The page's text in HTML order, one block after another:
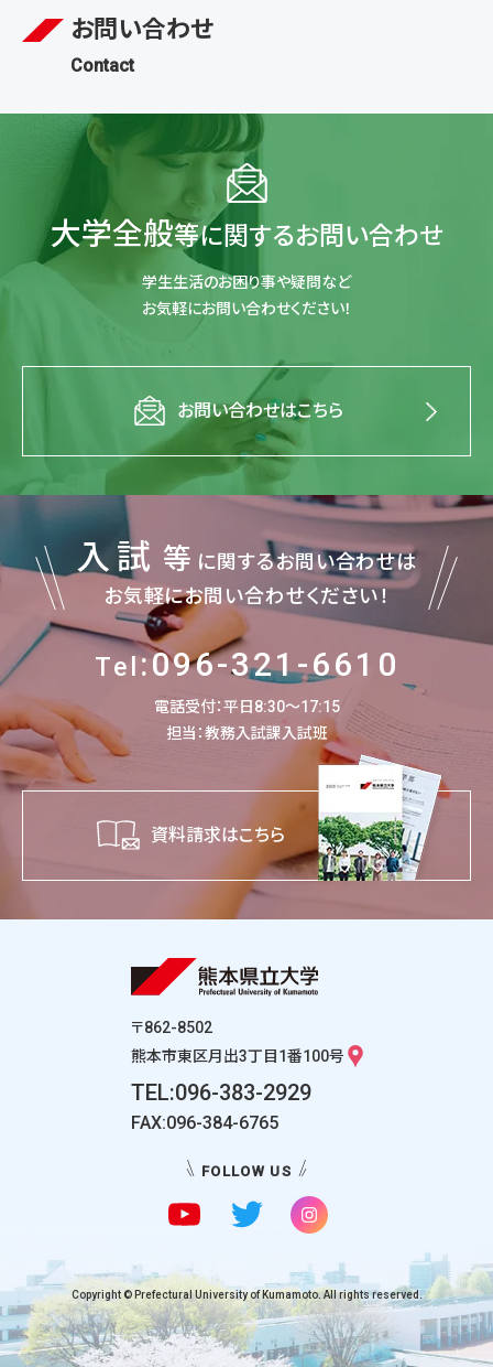
お問い合わせ
Contact
大学全般等に関するお問い合わせ
学生生活のお困り事や疑問など
お気軽にお問い合わせください！
お問い合わせはこちら
入試 等 に関するお問い合わせは
お気軽にお問い合わせください！
Tel:096-321-6610
電話受付：平日8:30～17:15
担当：教務入試課入試班
資料請求はこちら
〒862-8502
熊本市東区月出3丁目1番100号
TEL:096-383-2929
FAX:096-384-6765
FOLLOW US
Copyright © Prefectural University of Kumamoto. All rights reserved.